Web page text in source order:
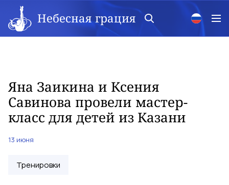
Небесная грация
Яна Заикина и Ксения
Савинова провели мастер-
класс для детей из Казани
13 июня
Тренировки